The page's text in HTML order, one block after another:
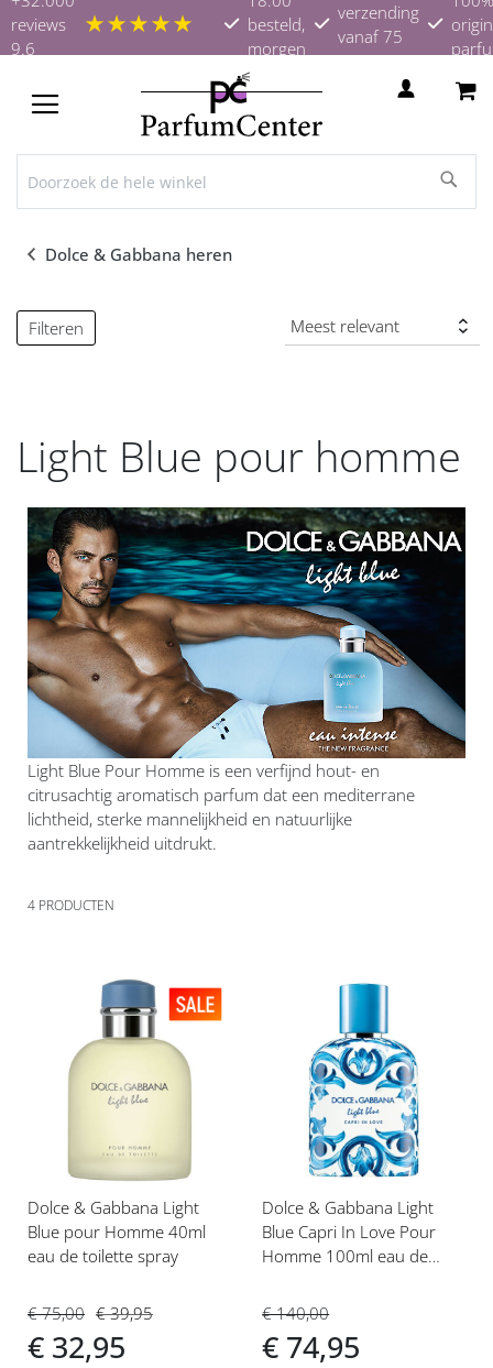
reviews
9.6
★★★★★
besteld,
morgen
in huis
verzending
vanaf 75
euro
Dolce & Gabbana heren
Light Blue pour homme
Light Blue Pour Homme is een verfijnd hout- en
citrusachtig aromatisch parfum dat een mediterrane
lichtheid, sterke mannelijkheid en natuurlijke
aantrekkelijkheid uitdrukt.
4 PRODUCTEN
toe
aan
verlanglijst
Dolce & Gabbana Light
Blue pour Homme 40ml
eau de toilette spray
€ 75,00
€ 32,95
€ 39,95
aan
verlanglijst
Dolce & Gabbana Light
Blue Capri In Love Pour
Homme 100ml eau de
€ 140,00
€ 74,95
Filteren